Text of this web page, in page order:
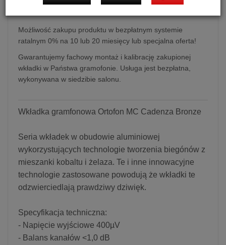
Możliwość zakupu produktu w bezpłatnym systemie
ratalnym 0% na 10 lub 20 miesięcy lub specjalna oferta!
Gwarantujemy fachowy montaż i kalibrację zakupionej
wkładki w Państwa gramofonie. Usługa jest bezpłatna,
wykonywana w siedzibie salonu.
Wkładka gramfonowa Ortofon MC Cadenza Bronze
Seria wkładek w obudowie aluminiowej
wykorzystujących technologie tworzenia biegónów z
mieszanki kobaltu i żelaza. Te i inne innowacyjne
technologie zastosowane powodują że wkładki te
odzwierciedlają prawdziwy dziwięk.
Specyfikacja techniczna:
- Napięcie wyjściowe 400µV
- Balans kanałów <1,0 dB